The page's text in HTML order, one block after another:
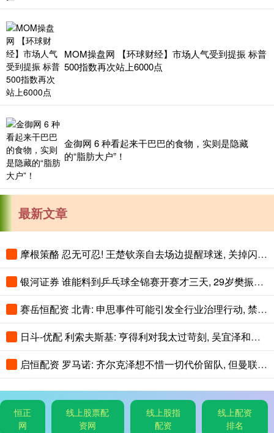
MOM操盘网 【环球财经】市场人气受到提振 标普
500指数再次站上6000点
金御网 6 种看起来干巴巴的食物，实则是隐藏
的“脂肪大户”！
最新文章
摩根策酪 忍无可忍! 王楚钦亲自去场边提醒球迷, 关掉闪光灯!
银河证券 谁能料到乒乓球全锦赛开赛才三天, 29岁樊振东意外走红全网
赛岳恒配资 北青: 申思事件可能引发全行业治理行动, 禁业人员再受关注
日斗-优配 利索夫斯基: 亨得利对我太过苛刻, 吴宜泽和赵心童简直不可思议!
启恒配资 罗马诺: 齐尔克泽想不惜一切代价留队, 但曼联可能让他走人
恒正
网
线上股票配
资网
线上股指
配资
线上配资
排名